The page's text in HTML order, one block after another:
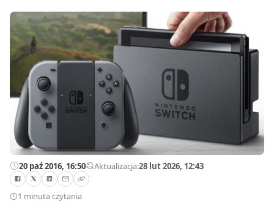
20 paź 2016, 16:50—Aktualizacja:28 lut 2026, 12:43
1 minuta czytania